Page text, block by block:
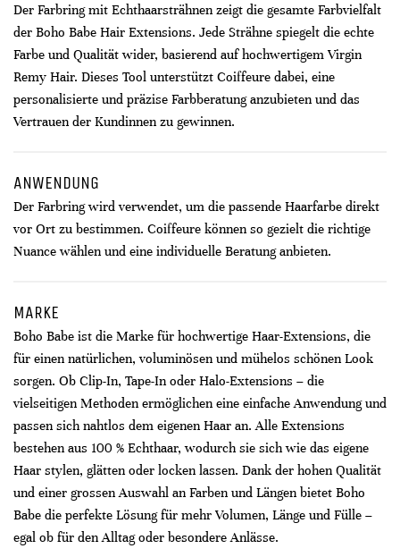
Der Farbring mit Echthaarsträhnen zeigt die gesamte Farbvielfalt
der Boho Babe Hair Extensions. Jede Strähne spiegelt die echte
Farbe und Qualität wider, basierend auf hochwertigem Virgin
Remy Hair. Dieses Tool unterstützt Coiffeure dabei, eine
personalisierte und präzise Farbberatung anzubieten und das
Vertrauen der Kundinnen zu gewinnen.
ANWENDUNG
Der Farbring wird verwendet, um die passende Haarfarbe direkt
vor Ort zu bestimmen. Coiffeure können so gezielt die richtige
Nuance wählen und eine individuelle Beratung anbieten.
MARKE
Boho Babe ist die Marke für hochwertige Haar-Extensions, die
für einen natürlichen, voluminösen und mühelos schönen Look
sorgen. Ob Clip-In, Tape-In oder Halo-Extensions – die
vielseitigen Methoden ermöglichen eine einfache Anwendung und
passen sich nahtlos dem eigenen Haar an. Alle Extensions
bestehen aus 100 % Echthaar, wodurch sie sich wie das eigene
Haar stylen, glätten oder locken lassen. Dank der hohen Qualität
und einer grossen Auswahl an Farben und Längen bietet Boho
Babe die perfekte Lösung für mehr Volumen, Länge und Fülle –
egal ob für den Alltag oder besondere Anlässe.